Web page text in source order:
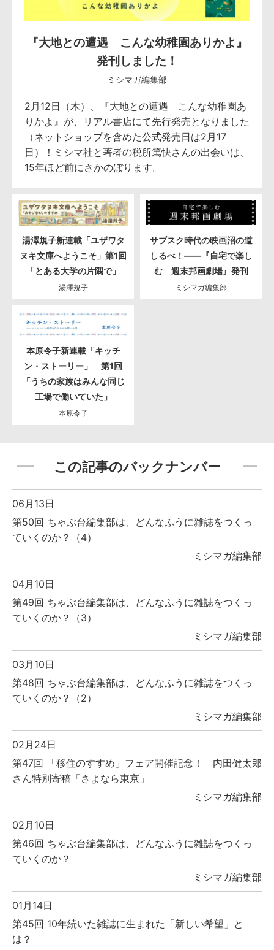
『大地との遭遇 こんな幼稚園ありかよ』
発刊しました！
ミシマガ編集部
2月12日（木）、『大地との遭遇 こんな幼稚園あ
りかよ』が、リアル書店にて先行発売となりました
（ネットショップを含めた公式発売日は2月17
日）！ミシマ社と著者の税所篤快さんの出会いは、
15年ほど前にさかのぼります。
湯澤規子新連載「ユザワタ
ヌキ文庫へようこそ」第1回
「とある大学の片隅で」
湯澤規子
サブスク時代の映画沼の道
しるべ！――『自宅で楽し
む 週末邦画劇場』発刊
ミシマガ編集部
本原令子新連載「キッチ
ン・ストーリー」 第1回
「うちの家族はみんな同じ
工場で働いていた」
本原令子
この記事のバックナンバー
06月13日
第50回 ちゃぶ台編集部は、どんなふうに雑誌をつくっ
ていくのか？（4）
ミシマガ編集部
04月10日
第49回 ちゃぶ台編集部は、どんなふうに雑誌をつくっ
ていくのか？（3）
ミシマガ編集部
03月10日
第48回 ちゃぶ台編集部は、どんなふうに雑誌をつくっ
ていくのか？（2）
ミシマガ編集部
02月24日
第47回 「移住のすすめ」フェア開催記念！ 内田健太郎
さん特別寄稿「さよなら東京」
ミシマガ編集部
02月10日
第46回 ちゃぶ台編集部は、どんなふうに雑誌をつくっ
ていくのか？
ミシマガ編集部
01月14日
第45回 10年続いた雑誌に生まれた「新しい希望」と
は？